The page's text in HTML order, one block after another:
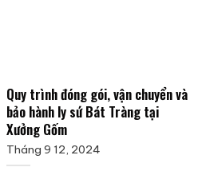
Quy trình đóng gói, vận chuyển và
bảo hành ly sứ Bát Tràng tại
Xưởng Gốm
Tháng 9 12, 2024